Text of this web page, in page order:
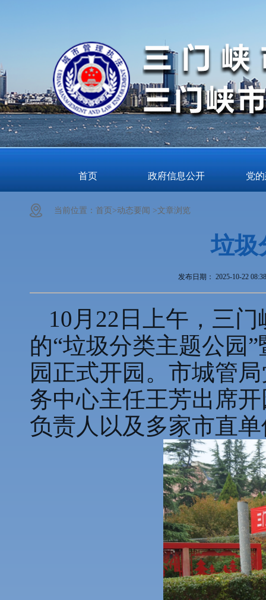
首页 政府信息公开 党
当前位置： 首页>动态要闻 >文章浏览
垃圾
发布日期： 2025-10-22 08:38
10月22日上午，三
的“垃圾分类主题公园
园正式开园。市城管
务中心主任王芳出席
负责人以及多家市直